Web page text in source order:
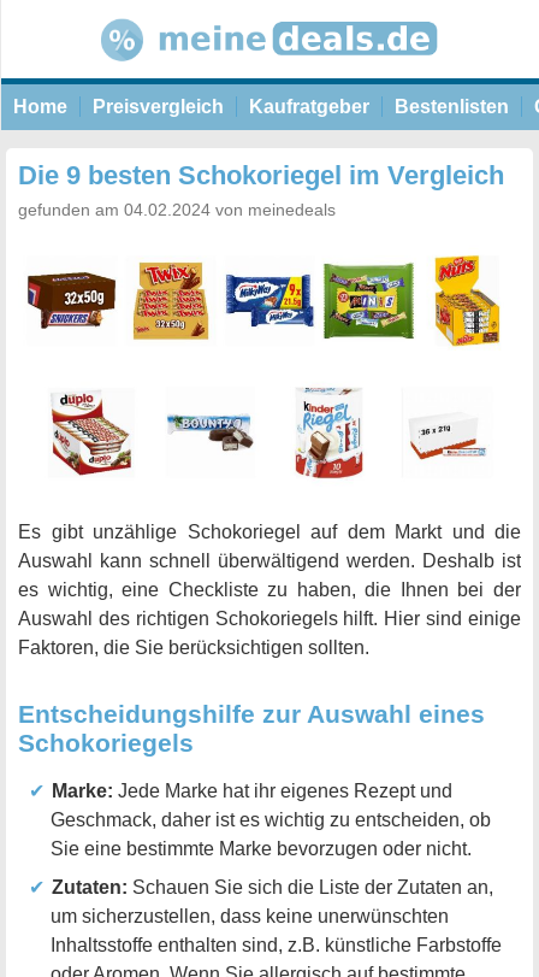
Home Preisvergleich Kaufratgeber Bestenlisten
Die 9 besten Schokoriegel im Vergleich
gefunden am 04.02.2024 von meinedeals
Es gibt unzählige Schokoriegel auf dem Markt und die
Auswahl kann schnell überwältigend werden. Deshalb ist
es wichtig, eine Checkliste zu haben, die Ihnen bei der
Auswahl des richtigen Schokoriegels hilft. Hier sind einige
Faktoren, die Sie berücksichtigen sollten.
Entscheidungshilfe zur Auswahl eines
Schokoriegels
Marke: Jede Marke hat ihr eigenes Rezept und
Geschmack, daher ist es wichtig zu entscheiden, ob
Sie eine bestimmte Marke bevorzugen oder nicht.
Zutaten: Schauen Sie sich die Liste der Zutaten an,
um sicherzustellen, dass keine unerwünschten
Inhaltsstoffe enthalten sind, z.B. künstliche Farbstoffe